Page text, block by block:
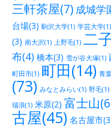
三軒茶屋(7) 成城学
台場(3) 駒沢大学(1) 学芸大学(1)
(3) 南大沢(1) 上野毛(1) 二
布(4) 橋本(3) 雪が谷大塚(1)
町田市(1) 町田(14) 青
(73) みなとみらい(1) 野毛(1)
瑞浪(1) 米原(2) 富士山
古屋(45) 名古屋市